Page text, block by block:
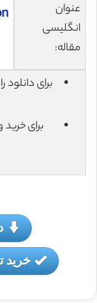
عنوان
انگلیسی
مقاله:
برای
خرید